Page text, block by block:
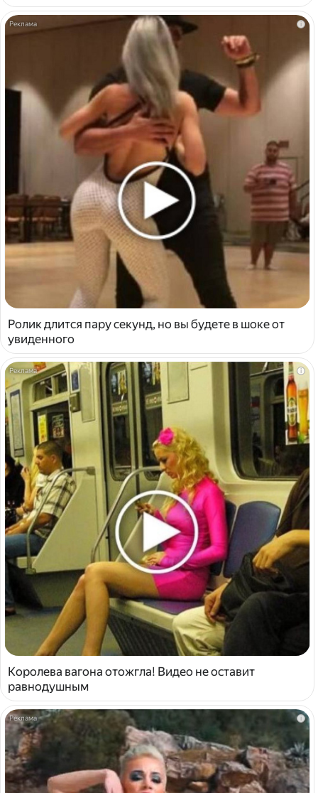
i
Ролик длится пару секунд, но вы будете в шоке от
увиденного
i
Королева вагона отожгла! Видео не оставит
равнодушным
i